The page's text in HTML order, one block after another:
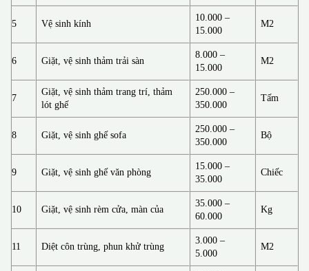
5 Vệ sinh kính
10.000 –
15.000
M2
6 Giặt, vệ sinh thảm trải sàn
8.000 –
15.000
M2
7
Giặt, vệ sinh thảm trang trí, thảm
lót ghế
250.000 –
350.000
Tấm
8 Giặt, vệ sinh ghế sofa
250.000 –
350.000
Bộ
9 Giặt, vệ sinh ghế văn phòng
15.000 –
35.000
Chiếc
10 Giặt, vệ sinh rèm cửa, màn của
35.000 –
60.000
Kg
11 Diệt côn trùng, phun khử trùng
3.000 –
5.000
M2